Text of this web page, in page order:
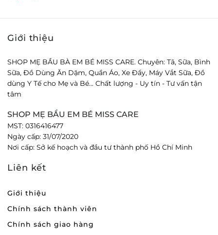
Giới thiệu
SHOP MẸ BẦU BÀ EM BÉ MISS CARE. Chuyên: Tã, Sữa, Bình
Sữa, Đồ Dùng Ăn Dặm, Quần Áo, Xe Đẩy, Máy Vắt Sữa, Đồ
dùng Y Tế cho Mẹ và Bé... Chất lượng - Uy tín - Tư vấn tận
tâm
SHOP MẸ BẦU EM BÉ MISS CARE
MST: 0316416477
Ngày cấp: 31/07/2020
Nơi cấp: Sở kế hoạch và đầu tư thành phố Hồ Chí Minh
Liên kết
Giới thiệu
Chính sách thành viên
Chính sách giao hàng